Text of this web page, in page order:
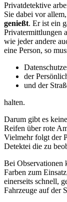
Privatdetektive
Sie dabei vor
genießt. Er ist ein
Privatermittlungen
wie jeder andere
eine Person, so
der
und der
halten.
Darum gibt es
Reifen über rote
Vielmehr folgt der
Detektei die zu
Bei Observationen
Farben zum
einerseits schnell,
Fahrzeuge auf der